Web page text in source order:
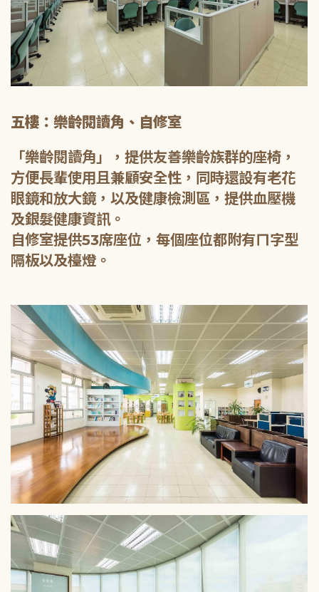
五樓：樂齡閱讀角、自修室
「樂齡閱讀角」，提供友善樂齡族群的座椅，
方便長輩使用且兼顧安全性，同時還設有老花
眼鏡和放大鏡，以及健康檢測區，提供血壓機
及銀髮健康資訊。
自修室提供53席座位，每個座位都附有ㄇ字型